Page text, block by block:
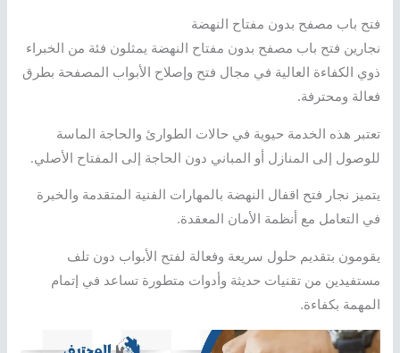
فتح باب مصفح بدون مفتاح النهضة
نجارين فتح باب مصفح بدون مفتاح النهضة يمثلون فئة من الخبراء
ذوي الكفاءة العالية في مجال فتح وإصلاح الأبواب المصفحة بطرق
فعالة ومحترفة.
تعتبر هذه الخدمة حيوية في حالات الطوارئ والحاجة الماسة
للوصول إلى المنازل أو المباني دون الحاجة إلى المفتاح الأصلي.
يتميز نجار فتح اقفال النهضة بالمهارات الفنية المتقدمة والخبرة
في التعامل مع أنظمة الأمان المعقدة.
يقومون بتقديم حلول سريعة وفعالة لفتح الأبواب دون تلف
مستفيدين من تقنيات حديثة وأدوات متطورة تساعد في إتمام
المهمة بكفاءة.